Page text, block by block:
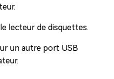
lecteur de disquettes.
un autre port USB